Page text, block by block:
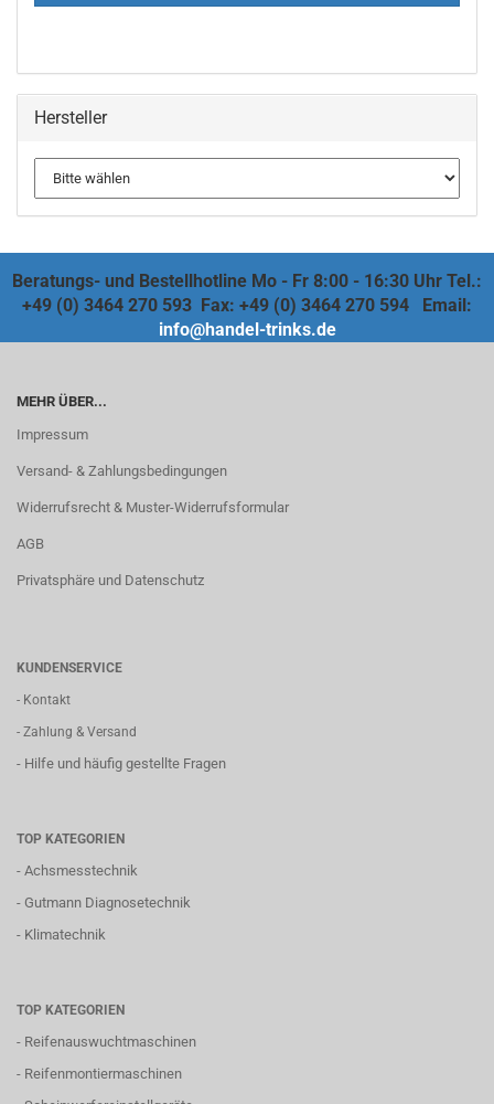
Hersteller
Beratungs- und Bestellhotline Mo - Fr 8:00 - 16:30 Uhr Tel.:
+49 (0) 3464 270 593 Fax: +49 (0) 3464 270 594 Email:
info@handel-trinks.de
MEHR ÜBER...
Impressum
Versand- & Zahlungsbedingungen
Widerrufsrecht & Muster-Widerrufsformular
AGB
Privatsphäre und Datenschutz
KUNDENSERVICE
- Kontakt
- Zahlung & Versand
- Hilfe und häufig gestellte Fragen
TOP KATEGORIEN
- Achsmesstechnik
- Gutmann Diagnosetechnik
- Klimatechnik
TOP KATEGORIEN
- Reifenauswuchtmaschinen
- Reifenmontiermaschinen